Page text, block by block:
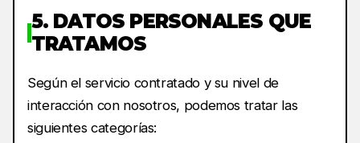
5. DATOS PERSONALES QUE
TRATAMOS
Según el servicio contratado y su nivel de
interacción con nosotros, podemos tratar las
siguientes categorías: